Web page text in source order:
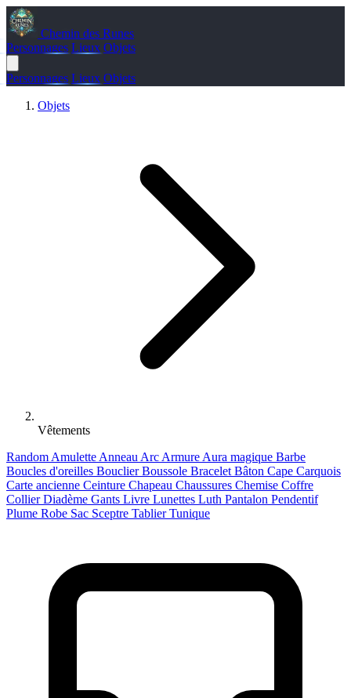
Chemin des Runes
Personnages Lieux Objets
Personnages Lieux Objets
Objets
Vêtements
Random Amulette Anneau Arc Armure Aura magique Barbe
Boucles d'oreilles BouclierBoussole Bracelet Bâton Cape Carquois
Carte ancienne Ceinture Chapeau Chaussures Chemise Coffre
CollierDiadème Gants Livre Lunettes Luth Pantalon Pendentif
Plume Robe Sac Sceptre TablierTunique